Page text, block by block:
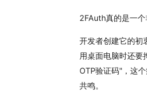
2FAuth真的是一个
开发者创建它的初
用桌面电脑时还要
OTP验证码"，这
共鸣。